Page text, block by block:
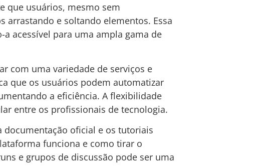
que usuários, mesmo sem
arrastando e soltando elementos. Essa
acessível para uma ampla gama de
com uma variedade de serviços e
que os usuários podem automatizar
a eficiência. A flexibilidade
entre os profissionais de tecnologia.
documentação oficial e os tutoriais
funciona e como tirar o
e grupos de discussão pode ser uma